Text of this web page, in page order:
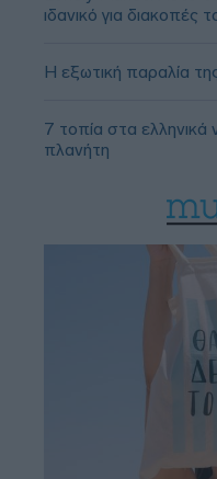
ιδανικό για διακοπές
Η εξωτική παραλία
7 τοπία στα
πλανήτη